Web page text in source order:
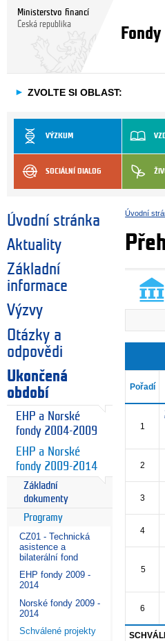
Ministerstvo financí
Česká republika
► ZVOLTE SI OBLAST:
VÝZKUM
SOCIÁLNÍ DIALOG
Úvodní stránka
Aktuality
Základní
informace
Výzvy
Otázky a
odpovědi
Ukončená
období
EHP a Norské
fondy 2004-2009
EHP a Norské
fondy 2009-2014
Základní
dokumenty
Programy
CZ01 - Technická
asistence a
bilaterální fond
EHP fondy 2009 -
2014
Norské fondy 2009 -
2014
Schválené projekty
Úvodní
Pořadí
1
2
3
4
5
6